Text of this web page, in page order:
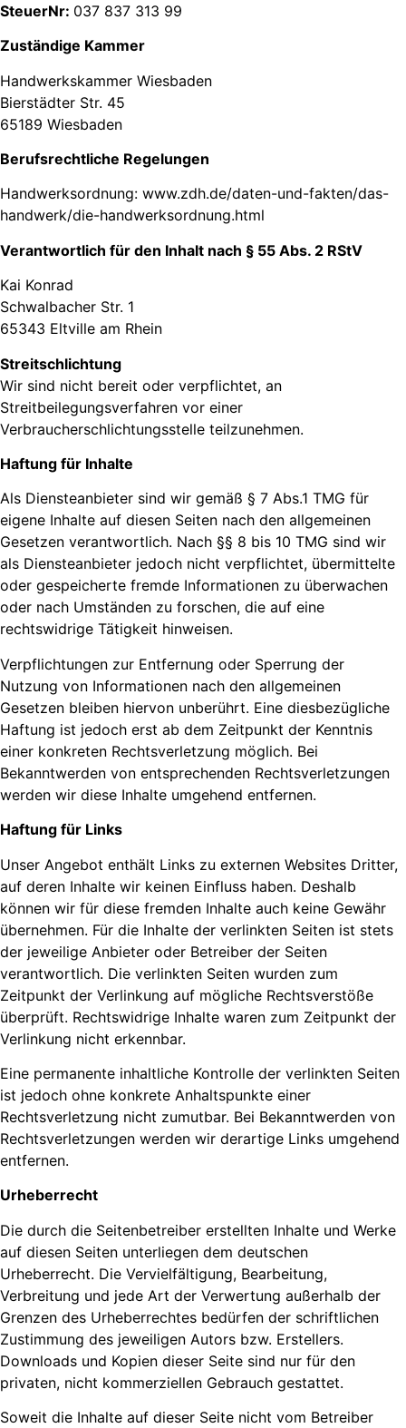
SteuerNr: 037 837 313 99
Zuständige Kammer
Handwerkskammer Wiesbaden
Bierstädter Str. 45
65189 Wiesbaden
Berufsrechtliche Regelungen
Handwerksordnung: www.zdh.de/daten-und-fakten/das-
handwerk/die-handwerksordnung.html
Verantwortlich für den Inhalt nach § 55 Abs. 2 RStV
Kai Konrad
Schwalbacher Str. 1
65343 Eltville am Rhein
Streitschlichtung
Wir sind nicht bereit oder verpflichtet, an
Streitbeilegungsverfahren vor einer
Verbraucherschlichtungsstelle teilzunehmen.
Haftung für Inhalte
Als Diensteanbieter sind wir gemäß § 7 Abs.1 TMG für
eigene Inhalte auf diesen Seiten nach den allgemeinen
Gesetzen verantwortlich. Nach §§ 8 bis 10 TMG sind wir
als Diensteanbieter jedoch nicht verpflichtet, übermittelte
oder gespeicherte fremde Informationen zu überwachen
oder nach Umständen zu forschen, die auf eine
rechtswidrige Tätigkeit hinweisen.
Verpflichtungen zur Entfernung oder Sperrung der
Nutzung von Informationen nach den allgemeinen
Gesetzen bleiben hiervon unberührt. Eine diesbezügliche
Haftung ist jedoch erst ab dem Zeitpunkt der Kenntnis
einer konkreten Rechtsverletzung möglich. Bei
Bekanntwerden von entsprechenden Rechtsverletzungen
werden wir diese Inhalte umgehend entfernen.
Haftung für Links
Unser Angebot enthält Links zu externen Websites Dritter,
auf deren Inhalte wir keinen Einfluss haben. Deshalb
können wir für diese fremden Inhalte auch keine Gewähr
übernehmen. Für die Inhalte der verlinkten Seiten ist stets
der jeweilige Anbieter oder Betreiber der Seiten
verantwortlich. Die verlinkten Seiten wurden zum
Zeitpunkt der Verlinkung auf mögliche Rechtsverstöße
überprüft. Rechtswidrige Inhalte waren zum Zeitpunkt der
Verlinkung nicht erkennbar.
Eine permanente inhaltliche Kontrolle der verlinkten Seiten
ist jedoch ohne konkrete Anhaltspunkte einer
Rechtsverletzung nicht zumutbar. Bei Bekanntwerden von
Rechtsverletzungen werden wir derartige Links umgehend
entfernen.
Urheberrecht
Die durch die Seitenbetreiber erstellten Inhalte und Werke
auf diesen Seiten unterliegen dem deutschen
Urheberrecht. Die Vervielfältigung, Bearbeitung,
Verbreitung und jede Art der Verwertung außerhalb der
Grenzen des Urheberrechtes bedürfen der schriftlichen
Zustimmung des jeweiligen Autors bzw. Erstellers.
Downloads und Kopien dieser Seite sind nur für den
privaten, nicht kommerziellen Gebrauch gestattet.
Soweit die Inhalte auf dieser Seite nicht vom Betreiber